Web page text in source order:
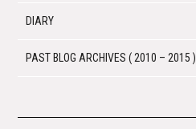
DIARY
PAST BLOG ARCHIVES ( 2010 – 2015 )